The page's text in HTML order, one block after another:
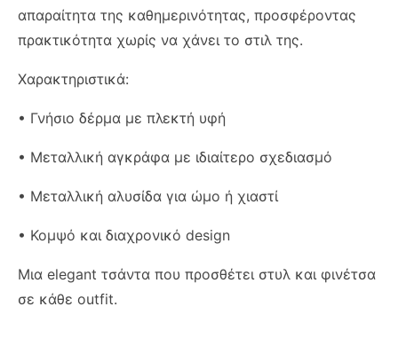
απαραίτητα της καθημερινότητας, προσφέροντας
πρακτικότητα χωρίς να χάνει το στιλ της.
Χαρακτηριστικά:
• Γνήσιο δέρμα με πλεκτή υφή
• Μεταλλική αγκράφα με ιδιαίτερο σχεδιασμό
• Μεταλλική αλυσίδα για ώμο ή χιαστί
• Κομψό και διαχρονικό design
Μια elegant τσάντα που προσθέτει στυλ και φινέτσα
σε κάθε outfit.